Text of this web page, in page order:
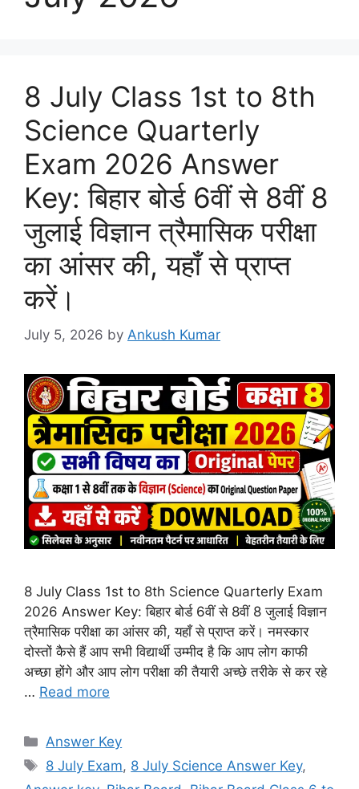
8 July Class 1st to 8th
Science Quarterly
Exam 2026 Answer
Key: बिहार बोर्ड 6वीं से 8वीं 8
जुलाई विज्ञान त्रैमासिक परीक्षा
का आंसर की, यहाँ से प्राप्त
करें।
July 5, 2026 by Ankush Kumar
8 July Class 1st to 8th Science Quarterly Exam
2026 Answer Key: बिहार बोर्ड 6वीं से 8वीं 8 जुलाई विज्ञान
त्रैमासिक परीक्षा का आंसर की, यहाँ से प्राप्त करें। नमस्कार
दोस्तों कैसे हैं आप सभी विद्यार्थी उम्मीद है कि आप लोग काफी
अच्छा होंगे और आप लोग परीक्षा की तैयारी अच्छे तरीके से कर रहे
… Read more
Categories
Answer Key
Tags
8 July Exam, 8 July Science Answer Key,